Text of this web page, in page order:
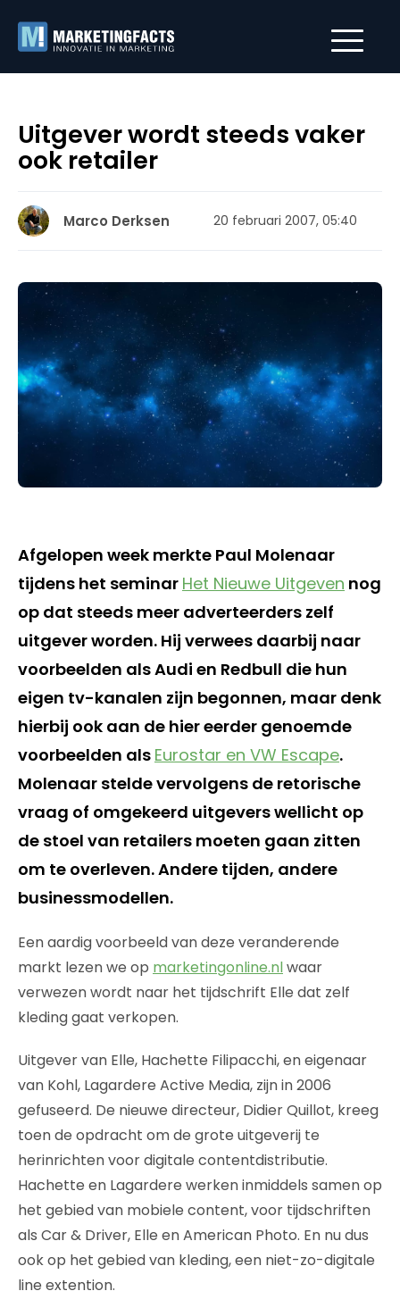
Uitgever wordt steeds vaker
ook retailer
Marco Derksen 20 februari 2007, 05:40
Afgelopen week merkte Paul Molenaar
tijdens het seminar Het Nieuwe Uitgeven nog
op dat steeds meer adverteerders zelf
uitgever worden. Hij verwees daarbij naar
voorbeelden als Audi en Redbull die hun
eigen tv-kanalen zijn begonnen, maar denk
hierbij ook aan de hier eerder genoemde
voorbeelden als Eurostar en VW Escape.
Molenaar stelde vervolgens de retorische
vraag of omgekeerd uitgevers wellicht op
de stoel van retailers moeten gaan zitten
om te overleven. Andere tijden, andere
businessmodellen.
Een aardig voorbeeld van deze veranderende
markt lezen we op marketingonline.nlwaar
verwezen wordt naar het tijdschrift Elle dat zelf
kleding gaat verkopen.
Uitgever van Elle, Hachette Filipacchi, en eigenaar
van Kohl, Lagardere Active Media, zijn in 2006
gefuseerd. De nieuwe directeur, Didier Quillot, kreeg
toen de opdracht om de grote uitgeverij te
herinrichten voor digitale contentdistributie.
Hachette en Lagardere werken inmiddels samen op
het gebied van mobiele content, voor tijdschriften
als Car & Driver, Elle en American Photo. En nu dus
ook op het gebied van kleding, een niet-zo-digitale
line extention.